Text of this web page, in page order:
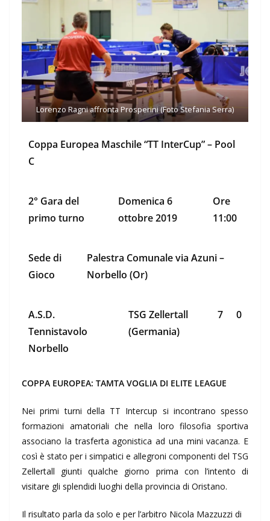
Lorenzo Ragni affronta Prosperini (Foto Stefania Serra)
Coppa Europea Maschile “TT InterCup” – Pool
C
2° Gara del
primo turno
Domenica 6
ottobre 2019
Ore
11:00
Sede di
Gioco
Palestra Comunale via Azuni –
Norbello (Or)
A.S.D.
Tennistavolo
Norbello
TSG Zellertall
(Germania)
7 0
COPPA EUROPEA: TAMTA VOGLIA DI ELITE LEAGUE
Nei primi turni della TT Intercup si incontrano spesso
formazioni amatoriali che nella loro filosofia sportiva
associano la trasferta agonistica ad una mini vacanza. E
così è stato per i simpatici e allegroni componenti del TSG
Zellertall giunti qualche giorno prima con l’intento di
visitare gli splendidi luoghi della provincia di Oristano.
Il risultato parla da solo e per l’arbitro Nicola Mazzuzzi di